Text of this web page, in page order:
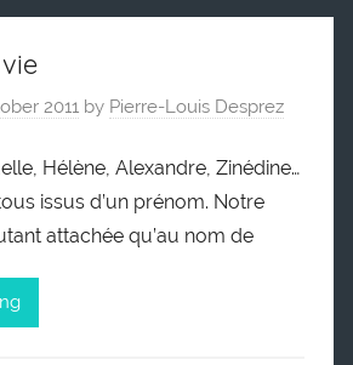
2011 by Pierre-Louis Desprez
Hélène, Alexandre, Zinédine…
issus d’un prénom. Notre
attachée qu’au nom de